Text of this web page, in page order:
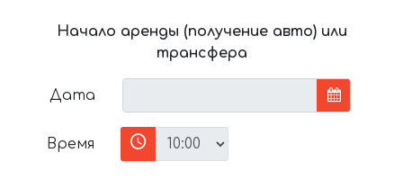
Начало аренды (получение авто) или
трансфера
Дата
Время